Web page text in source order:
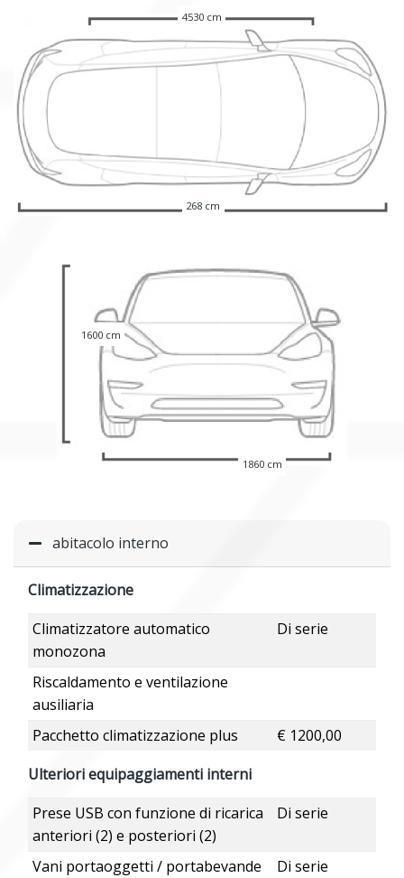
4530 cm
268 cm
1600 cm
1860 cm
abitacolo interno
Climatizzazione
Climatizzatore automatico
monozona
Di serie
Riscaldamento e ventilazione
ausiliaria
Pacchetto climatizzazione plus
€ 1200,00
Ulteriori equipaggiamenti interni
Prese USB con funzione di ricarica
anteriori (2) e posteriori (2)
Di serie
Vani portaoggetti / portabevande
Di serie